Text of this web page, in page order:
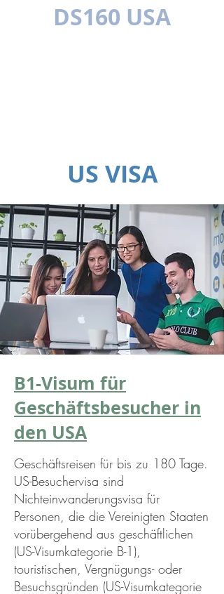
DS160 USA
US VISA
B1-Visum für
Geschäftsbesucher in
den USA
Geschäftsreisen für bis zu 180 Tage.
US-Besuchervisa sind
Nichteinwanderungsvisa für
Personen, die die Vereinigten Staaten
vorübergehend aus geschäftlichen
(US-Visumkategorie B-1),
touristischen, Vergnügungs- oder
Besuchsgründen (US-Visumkategorie